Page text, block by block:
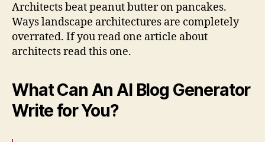
Architects beat peanut butter on pancakes.
Ways landscape architectures are completely
overrated. If you read one article about
architects read this one.
What Can An AI Blog Generator
Write for You?